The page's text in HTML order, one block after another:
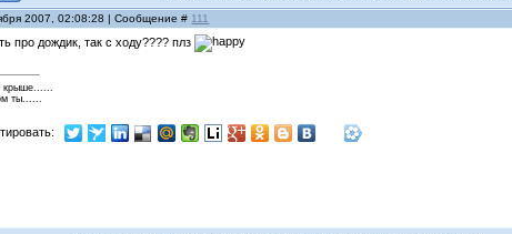
2007, 02:08:28 | Сообщение # 111
про дождик, так с ходу???? плз
крыше......
ты......